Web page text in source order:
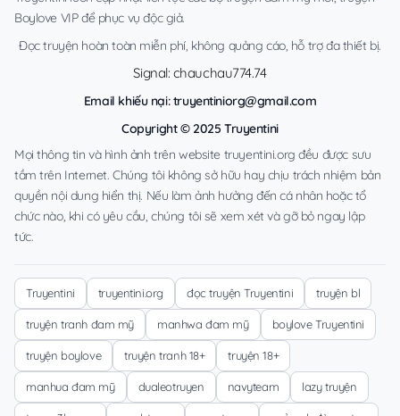
Boylove VIP để phục vụ độc giả.
Đọc truyện hoàn toàn miễn phí, không quảng cáo, hỗ trợ đa thiết bị.
Signal: chauchau774.74
Email khiếu nại:truyentiniorg@gmail.com
Copyright © 2025 Truyentini
Mọi thông tin và hình ảnh trên website truyentini.org đều được sưu
tầm trên Internet. Chúng tôi không sở hữu hay chịu trách nhiệm bản
quyền nội dung hiển thị. Nếu làm ảnh hưởng đến cá nhân hoặc tổ
chức nào, khi có yêu cầu, chúng tôi sẽ xem xét và gỡ bỏ ngay lập
tức.
Truyentini truyentini.org đọc truyện Truyentini truyện bl
truyện tranh đam mỹ manhwa đam mỹ boylove Truyentini
truyện boylove truyện tranh 18+ truyện 18+
manhua đam mỹ dualeotruyen navyteam lazy truyện